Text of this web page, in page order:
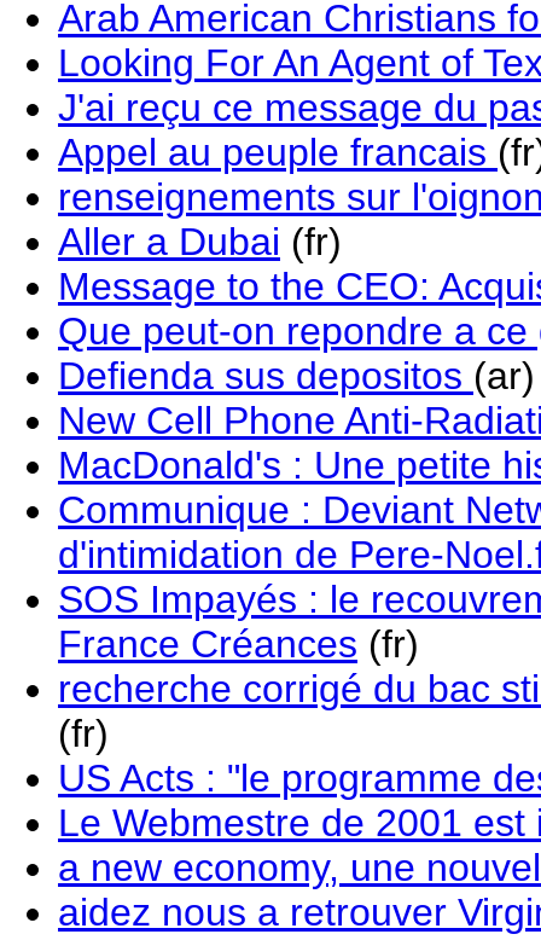
Arab American Christians
Looking For An Agent of
J'ai reçu ce message du
Appel au peuple francais
renseignements sur
Aller a Dubai (fr)
Message to the CEO:
Que peut-on repondre a
Defienda sus depositos (ar)
New Cell Phone Anti-
MacDonald's : Une petite
Communique : Deviant
d'intimidation de Pere-
SOS Impayés : le
France Créances (fr)
recherche corrigé du bac
(fr)
US Acts : "le programme
Le Webmestre de 2001
a new economy, une
aidez nous a retrouver